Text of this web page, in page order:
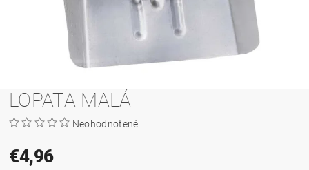
LOPATA MALÁ
Neohodnotené
€4,96